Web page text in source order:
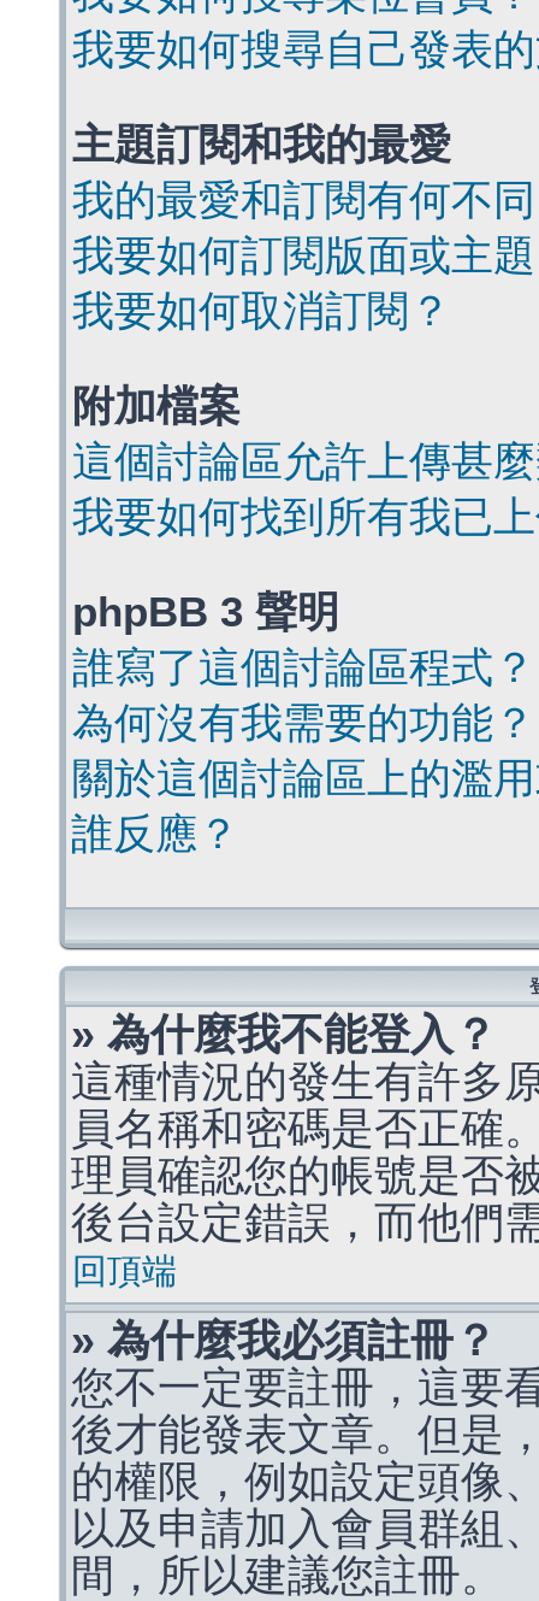
我要如何搜尋自己發表
主題訂閱和我的最愛
我的最愛和訂閱有何不
我要如何訂閱版面或主
我要如何取消訂閱？
附加檔案
這個討論區允許上傳甚
我要如何找到所有我已
phpBB 3 聲明
誰寫了這個討論區程式？
為何沒有我需要的功能？
關於這個討論區上的濫
誰反應？
» 為什麼我不能登入？
這種情況的發生有許多
員名稱和密碼是否正確
理員確認您的帳號是否
後台設定錯誤，而他們
回頂端
» 為什麼我必須註冊？
您不一定要註冊，這要
後才能發表文章。但是
的權限，例如設定頭像
以及申請加入會員群組
間，所以建議您註冊。